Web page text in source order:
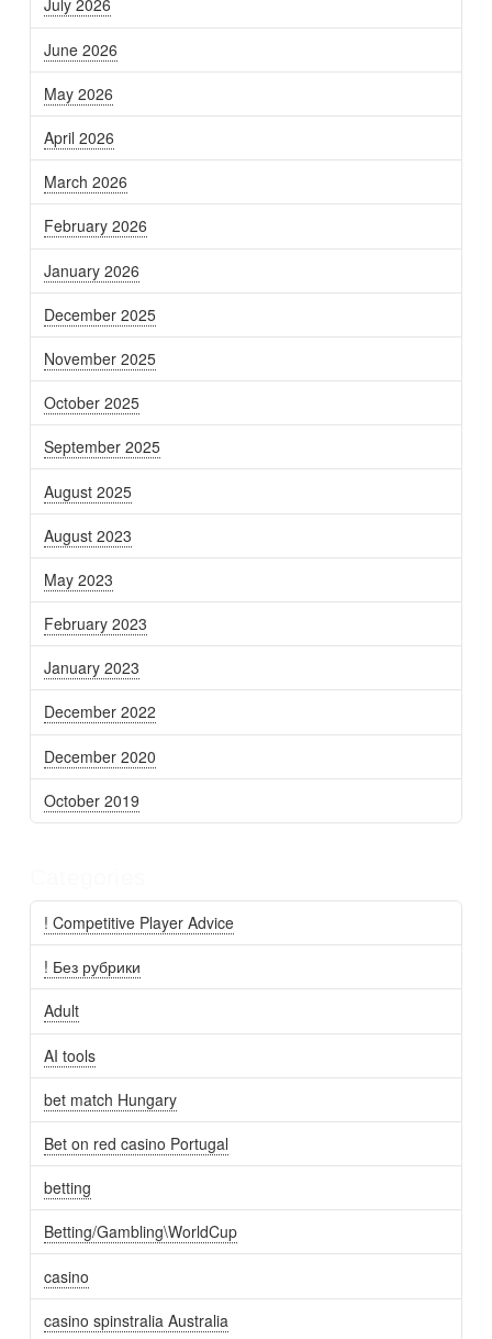
July 2026
June 2026
May 2026
April 2026
March 2026
February 2026
January 2026
December 2025
November 2025
October 2025
September 2025
August 2025
August 2023
May 2023
February 2023
January 2023
December 2022
December 2020
October 2019
! Competitive Player Advice
! Без рубрики
Adult
AI tools
bet match Hungary
Bet on red casino Portugal
betting
Betting/Gambling\WorldCup
casino
casino spinstralia Australia